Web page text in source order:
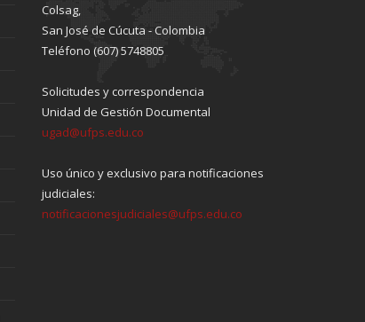
Colsag,
San José de Cúcuta - Colombia
Teléfono (607) 5748805
Solicitudes y correspondencia
Unidad de Gestión Documental
ugad@ufps.edu.co
Uso único y exclusivo para notificaciones
judiciales:
notificacionesjudiciales@ufps.edu.co